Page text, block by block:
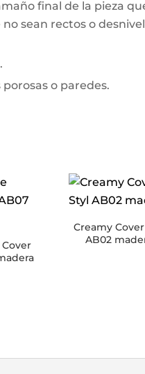
final de la pieza
sean rectos o
o paredes.
Creamy
AB02